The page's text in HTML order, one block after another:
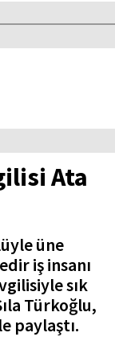
Ata
üne
iş insanı
sık
Türkoğlu,
paylaştı.